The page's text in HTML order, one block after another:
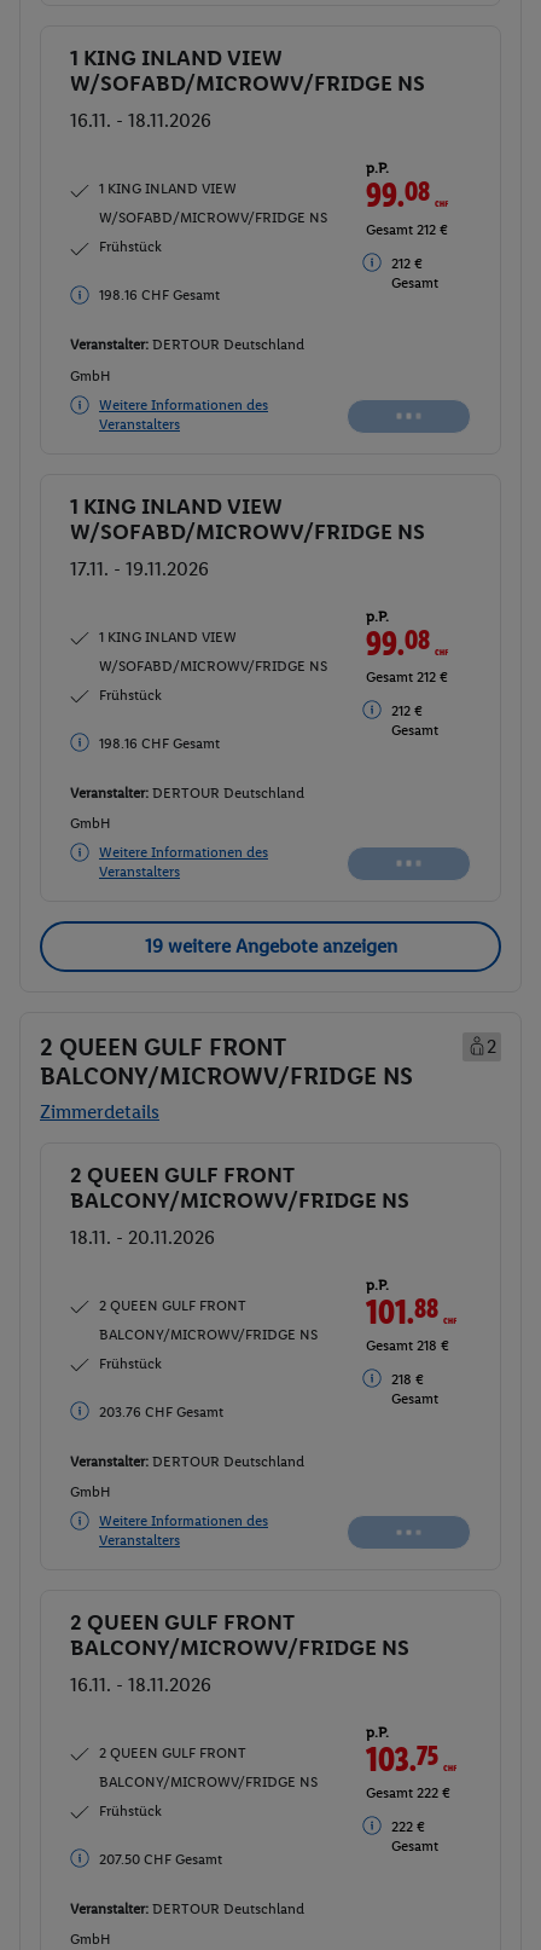
Buchen
1 KING INLAND VIEW
W/SOFABD/MICROWV/FRIDGE NS
16.11. - 18.11.2026
1 KING INLAND VIEW
W/SOFABD/MICROWV/FRIDGE NS
Frühstück
198.16 CHF Gesamt
p.P.
99.08CHF
Gesamt 212 €
212 €
Gesamt
Veranstalter: DERTOUR Deutschland
GmbH
Weitere Informationen des
Veranstalters
Buchen
1 KING INLAND VIEW
W/SOFABD/MICROWV/FRIDGE NS
17.11. - 19.11.2026
1 KING INLAND VIEW
W/SOFABD/MICROWV/FRIDGE NS
Frühstück
198.16 CHF Gesamt
p.P.
99.08CHF
Gesamt 212 €
212 €
Gesamt
Veranstalter: DERTOUR Deutschland
GmbH
Weitere Informationen des
Veranstalters
19 weitere Angebote anzeigen
2 QUEEN GULF FRONT
BALCONY/MICROWV/FRIDGE NS
2
Zimmerdetails
Buchen
2 QUEEN GULF FRONT
BALCONY/MICROWV/FRIDGE NS
18.11. - 20.11.2026
2 QUEEN GULF FRONT
BALCONY/MICROWV/FRIDGE NS
Frühstück
203.76 CHF Gesamt
p.P.
101.88CHF
Gesamt 218 €
218 €
Gesamt
Veranstalter: DERTOUR Deutschland
GmbH
Weitere Informationen des
Veranstalters
Buchen
2 QUEEN GULF FRONT
BALCONY/MICROWV/FRIDGE NS
16.11. - 18.11.2026
2 QUEEN GULF FRONT
BALCONY/MICROWV/FRIDGE NS
Frühstück
207.50 CHF Gesamt
p.P.
103.75CHF
Gesamt 222 €
222 €
Gesamt
Veranstalter: DERTOUR Deutschland
GmbH